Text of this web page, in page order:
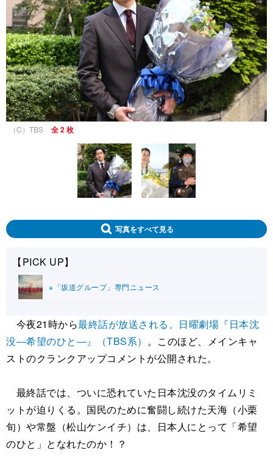
（C）TBS 全 2 枚
写真をすべて見る
【PICK UP】
※「坂道グループ」専門ニュース
今夜21時から最終話が放送される。日曜劇場『日本沈
没―希望のひと―』（TBS系） 。このほど、メインキャ
ストのクランクアップコメントが公開された。
最終話では、ついに恐れていた日本沈没のタイムリミ
ットが迫りくる。国民のために奮闘し続けた天海（小栗
旬）や常盤（松山ケンイチ）は、日本人にとって「希望
のひと」となれたのか！？